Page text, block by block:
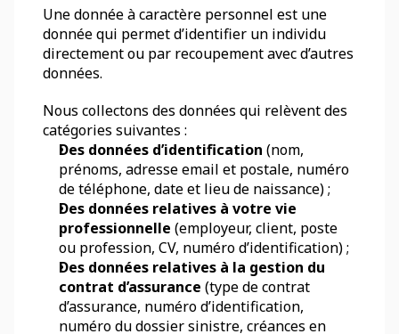
Une donnée à caractère personnel est une
donnée qui permet d’identifier un individu
directement ou par recoupement avec d’autres
données.
Nous collectons des données qui relèvent des
catégories suivantes :
Des données d’identification (nom,
prénoms, adresse email et postale, numéro
de téléphone, date et lieu de naissance) ;
Des données relatives à votre vie
professionnelle (employeur, client, poste
ou profession, CV, numéro d’identification) ;
Des données relatives à la gestion du
contrat d’assurance (type de contrat
d’assurance, numéro d’identification,
numéro du dossier sinistre, créances en